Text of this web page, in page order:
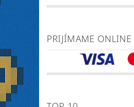
PRIJÍMAME ONLINE